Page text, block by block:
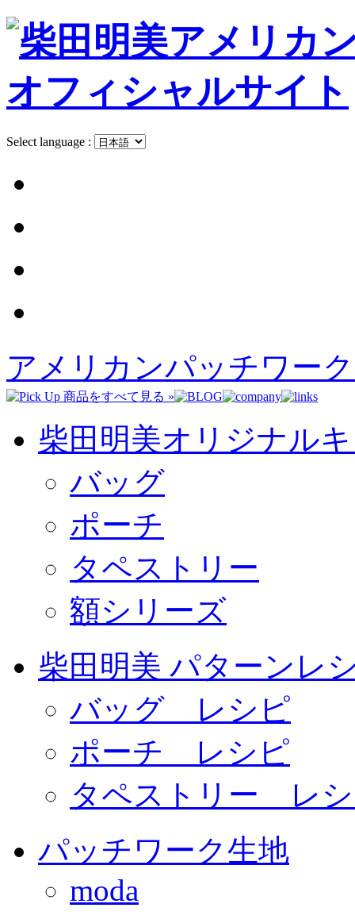
Select language :
アメリカンパッチワー
柴田明美オリジナル
バッグ
ポーチ
タペストリー
額シリーズ
柴田明美 パターンレ
バッグ レシピ
ポーチ レシピ
タペストリー レ
パッチワーク生地
moda